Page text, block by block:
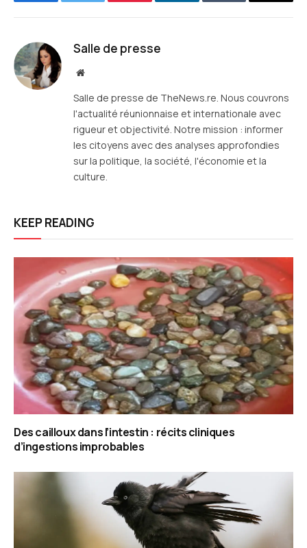
Salle de presse
Site
Salle de presse de TheNews.re. Nous couvrons
l'actualité réunionnaise et internationale avec
rigueur et objectivité. Notre mission : informer
les citoyens avec des analyses approfondies
sur la politique, la société, l'économie et la
culture.
KEEP READING
Des cailloux dans l’intestin : récits cliniques
d’ingestions improbables